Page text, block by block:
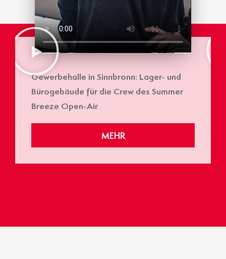
Gewerbehalle in Sinnbronn: Lager- und
Bürogebäude für die Crew des Summer
Breeze Open-Air
MEHR